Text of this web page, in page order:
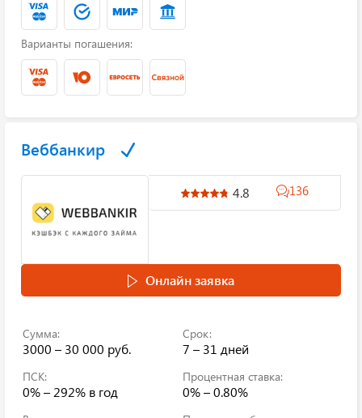
Варианты погашения:
Веббанкир
4.8 136
Онлайн заявка
Сумма:
3000 – 30 000 руб.
Срок:
7 – 31 дней
ПСК:
0% – 292% в год
Процентная ставка:
0% – 0.80%